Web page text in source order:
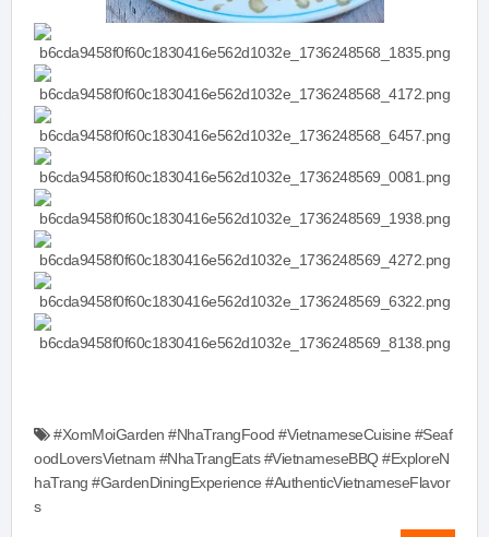
#XomMoiGarden #NhaTrangFood #VietnameseCuisine #Seaf
oodLoversVietnam #NhaTrangEats #VietnameseBBQ #ExploreN
haTrang #GardenDiningExperience #AuthenticVietnameseFlavor
s